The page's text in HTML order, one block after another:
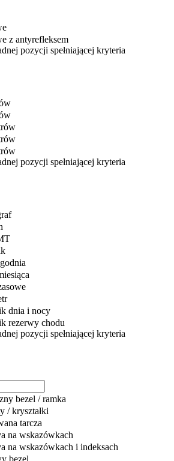
z antyrefleksem
pozycji spełniającej kryteria
pozycji spełniającej kryteria
dnia i nocy
rezerwy chodu
pozycji spełniającej kryteria
bezel / ramka
/ kryształki
tarcza
na wskazówkach
na wskazówkach i indeksach
bezel